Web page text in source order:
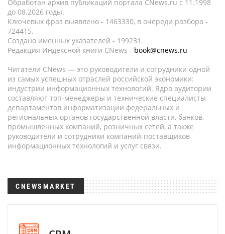
Обработан архив публикаций портала CNews.ru c 11.1998
до 08.2026 годы.
Ключевых фраз выявлено - 1463330, в очереди разбора -
724415.
Создано именных указателей - 199231.
Редакция Индексной книги CNews - book@cnews.ru
Читатели CNews — это руководители и сотрудники одной
из самых успешных отраслей российской экономики:
индустрии информационных технологий. Ядро аудитории
составляют топ-менеджеры и технические специалисты
департаментов информатизации федеральных и
региональных органов государственной власти, банков,
промышленных компаний, розничных сетей, а также
руководители и сотрудники компаний-поставщиков
информационных технологий и услуг связи.
CNEWSMARKET